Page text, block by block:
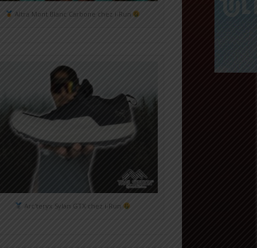
Altra Mont Blanc Carbone chez i-Run
Arc'teryx Sylan GTX chez i-Run